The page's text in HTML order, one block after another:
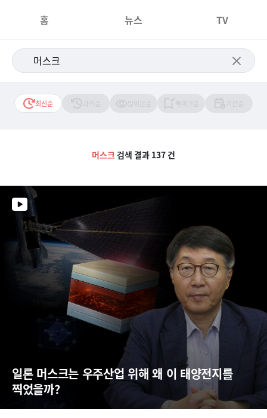
홈 뉴스 TV
최신순
머스크검색 결과 137 건
일론 머스크는 우주산업 위해 왜 이 태양전지를
찍었을까?